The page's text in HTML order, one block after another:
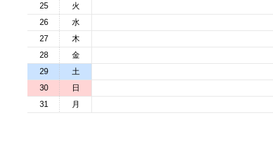
25
火
26
水
27
木
28
金
29
土
30
日
31
月